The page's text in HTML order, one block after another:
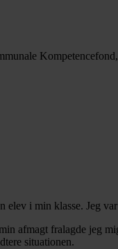
i min klasse. Jeg
afmagt fralagde jeg
situationen.